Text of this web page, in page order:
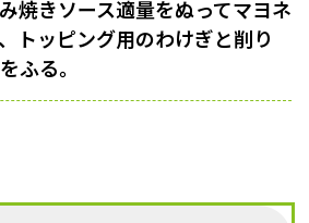
焼きソース適量をぬってマヨネ
トッピング用のわけぎと削り
ふる。